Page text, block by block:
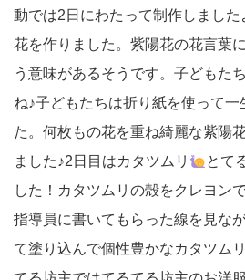
動では2日にわたって制作しまし
花を作りました。紫陽花の花言葉
う意味があるそうです。子どもた
ね♪子どもたちは折り紙を使って一
た。何枚もの花を重ね綺麗な紫陽
ました♪2日目はカタツムリ
とて
した！カタツムリの殻をクレヨン
指導員に書いてもらった線を見な
て塗り込んで個性豊かなカタツム